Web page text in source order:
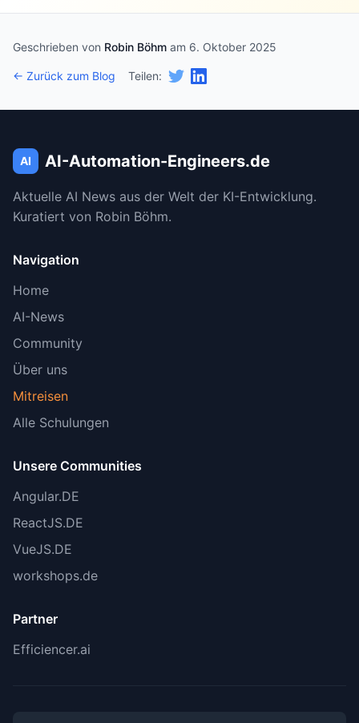
Geschrieben von Robin Böhm am 6. Oktober 2025
← Zurück zum Blog Teilen:
AI AI-Automation-Engineers.de
Aktuelle AI News aus der Welt der KI-Entwicklung.
Kuratiert von Robin Böhm.
Navigation
Home
AI-News
Community
Über uns
Mitreisen
Alle Schulungen
Unsere Communities
Angular.DE
ReactJS.DE
VueJS.DE
workshops.de
Partner
Efficiencer.ai